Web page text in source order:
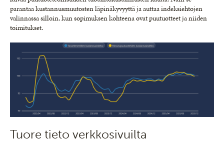
parantaa kustannusmuutosten läpinäkyvyyttä ja auttaa indeksiehtojen
valinnassa silloin, kun sopimuksen kohteena ovat puutuotteet ja niiden
toimitukset.
Tuore tieto verkkosivuilta